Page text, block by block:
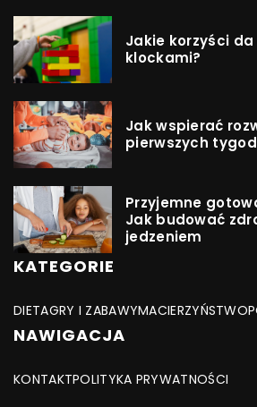
Jakie korzyści
klockami?
Jak wspierać
pierwszych
Przyjemne
Jak budować
jedzeniem
KATEGORIE
DIETAGRY I ZABAWYMACIERZYŃSTWO
NAWIGACJA
KONTAKTPOLITYKA PRYWATNOŚCI